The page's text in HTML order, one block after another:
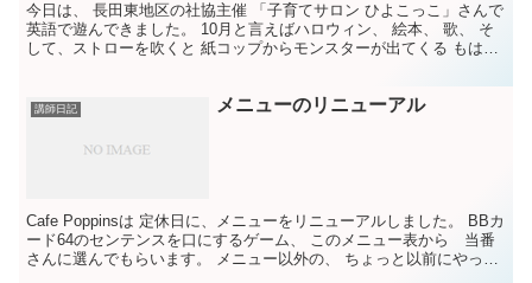
今日は、 長田東地区の社協主催 「子育てサロン ひよこっこ」さんで
英語で遊んできました。 10月と言えばハロウィン、 絵本、 歌、 そ
して、ストローを吹くと 紙コップからモンスターが出てくる もはや
講師日記 メニューのリニューアル
Cafe Poppinsは 定休日に、メニューをリニューアルしました。 BBカ
ード64のセンテンスを口にするゲーム、 このメニュー表から 当番
さんに選んでもらいます。 メニュー以外の、 ちょっと以前にやった